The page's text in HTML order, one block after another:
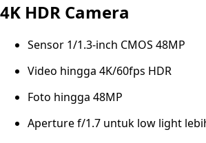
4K HDR Camera
Sensor 1/1.3-inch CMOS 48MP
Video hingga 4K/60fps HDR
Foto hingga 48MP
Aperture f/1.7 untuk low light